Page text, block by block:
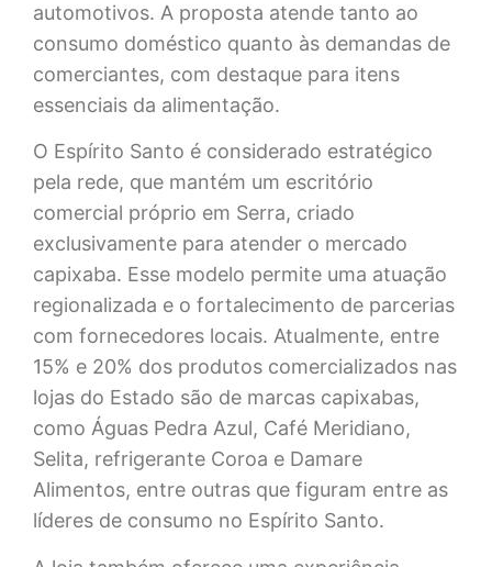
automotivos. A proposta atende tanto ao
consumo doméstico quanto às demandas de
comerciantes, com destaque para itens
essenciais da alimentação.
O Espírito Santo é considerado estratégico
pela rede, que mantém um escritório
comercial próprio em Serra, criado
exclusivamente para atender o mercado
capixaba. Esse modelo permite uma atuação
regionalizada e o fortalecimento de parcerias
com fornecedores locais. Atualmente, entre
15% e 20% dos produtos comercializados nas
lojas do Estado são de marcas capixabas,
como Águas Pedra Azul, Café Meridiano,
Selita, refrigerante Coroa e Damare
Alimentos, entre outras que figuram entre as
líderes de consumo no Espírito Santo.